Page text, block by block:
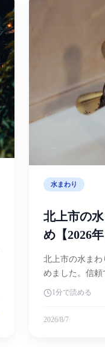
水まわり
北上市の
め【2026年
北上市の水まわ
めました。信頼
1分で読める
2026/8/7